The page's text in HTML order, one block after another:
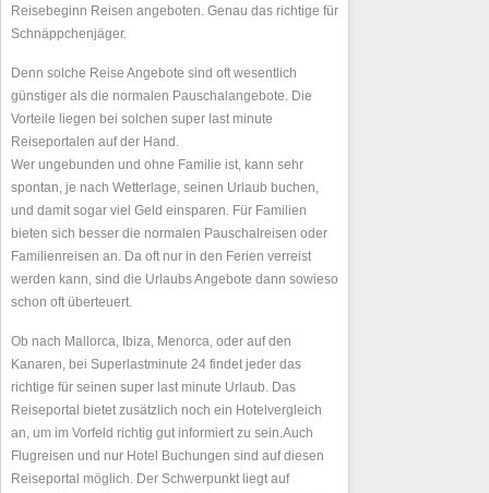
Reisebeginn Reisen angeboten. Genau das richtige für
Schnäppchenjäger.
Denn solche Reise Angebote sind oft wesentlich
günstiger als die normalen Pauschalangebote. Die
Vorteile liegen bei solchen super last minute
Reiseportalen auf der Hand.
Wer ungebunden und ohne Familie ist, kann sehr
spontan, je nach Wetterlage, seinen Urlaub buchen,
und damit sogar viel Geld einsparen. Für Familien
bieten sich besser die normalen Pauschalreisen oder
Familienreisen an. Da oft nur in den Ferien verreist
werden kann, sind die Urlaubs Angebote dann sowieso
schon oft überteuert.
Ob nach Mallorca, Ibiza, Menorca, oder auf den
Kanaren, bei Superlastminute 24 findet jeder das
richtige für seinen super last minute Urlaub. Das
Reiseportal bietet zusätzlich noch ein Hotelvergleich
an, um im Vorfeld richtig gut informiert zu sein.Auch
Flugreisen und nur Hotel Buchungen sind auf diesen
Reiseportal möglich. Der Schwerpunkt liegt auf